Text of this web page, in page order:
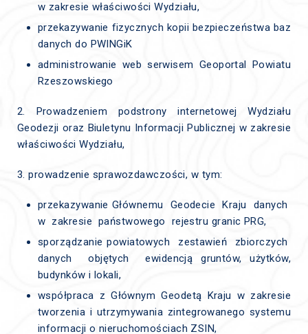
w zakresie właściwości Wydziału,
przekazywanie fizycznych kopii bezpieczeństwa baz
danych do PWINGiK
administrowanie web serwisem Geoportal Powiatu
Rzeszowskiego
2. Prowadzeniem podstrony internetowej Wydziału
Geodezji oraz Biuletynu Informacji Publicznej w zakresie
właściwości Wydziału,
3. prowadzenie sprawozdawczości, w tym:
przekazywanie Głównemu Geodecie Kraju danych
w zakresie państwowego rejestru granic PRG,
sporządzanie powiatowych zestawień zbiorczych
danych objętych ewidencją gruntów, użytków,
budynków i lokali,
współpraca z Głównym Geodetą Kraju w zakresie
tworzenia i utrzymywania zintegrowanego systemu
informacji o nieruchomościach ZSIN,